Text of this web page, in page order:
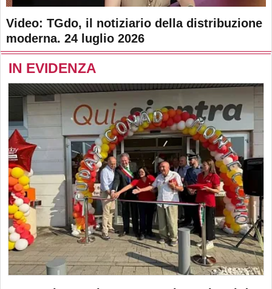
Video: TGdo, il notiziario della distribuzione
moderna. 24 luglio 2026
IN EVIDENZA